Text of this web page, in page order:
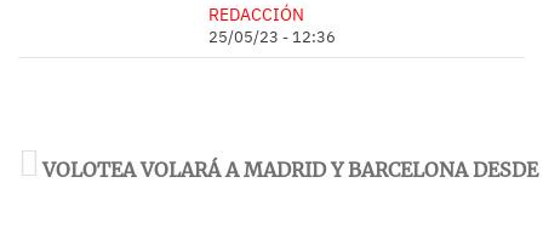
REDACCIÓN
25/05/23 - 12:36
VOLOTEA VOLARÁ A MADRID Y BARCELONA